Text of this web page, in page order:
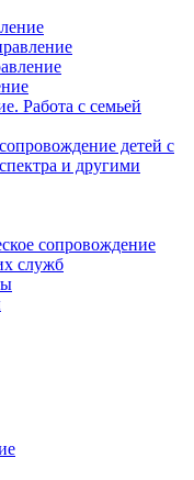
Работа с семьей
детей с
и другими
сопровождение
служб